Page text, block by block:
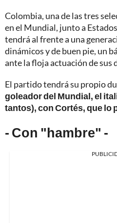
Colombia, una de las tres
en el Mundial, junto a
tendrá al frente a una
dinámicos y de buen pie, un
ante la floja actuación de sus
El partido tendrá su propio
goleador del Mundial, el
tantos), con Cortés, que lo
- Con "hambre" -